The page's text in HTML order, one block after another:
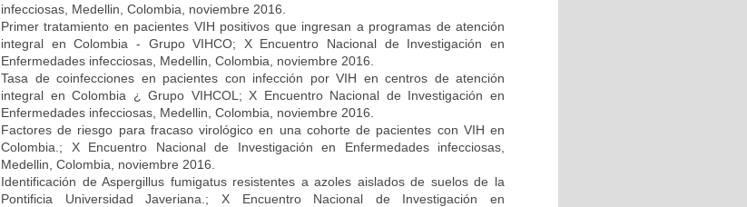
infecciosas, Medellin, Colombia, noviembre 2016.
Primer tratamiento en pacientes VIH positivos que ingresan a programas de atención
integral en Colombia - Grupo VIHCO; X Encuentro Nacional de Investigación en
Enfermedades infecciosas, Medellin, Colombia, noviembre 2016.
Tasa de coinfecciones en pacientes con infección por VIH en centros de atención
integral en Colombia ¿ Grupo VIHCOL; X Encuentro Nacional de Investigación en
Enfermedades infecciosas, Medellin, Colombia, noviembre 2016.
Factores de riesgo para fracaso virológico en una cohorte de pacientes con VIH en
Colombia.; X Encuentro Nacional de Investigación en Enfermedades infecciosas,
Medellin, Colombia, noviembre 2016.
Identificación de Aspergillus fumigatus resistentes a azoles aislados de suelos de la
Pontificia Universidad Javeriana.; X Encuentro Nacional de Investigación en